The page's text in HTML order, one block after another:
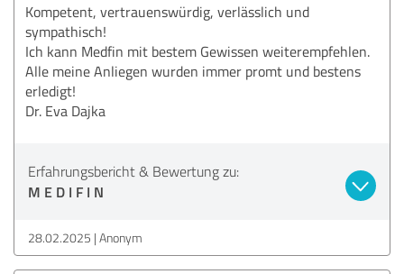
Kompetent, vertrauenswürdig, verlässlich und
sympathisch!
Ich kann Medfin mit bestem Gewissen weiterempfehlen.
Alle meine Anliegen wurden immer promt und bestens
erledigt!
Dr. Eva Dajka
Erfahrungsbericht & Bewertung zu:
M E D I F I N
28.02.2025 Anonym